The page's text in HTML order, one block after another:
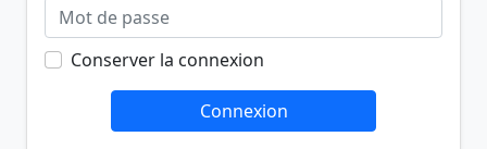
Conserver la connexion
Connexion